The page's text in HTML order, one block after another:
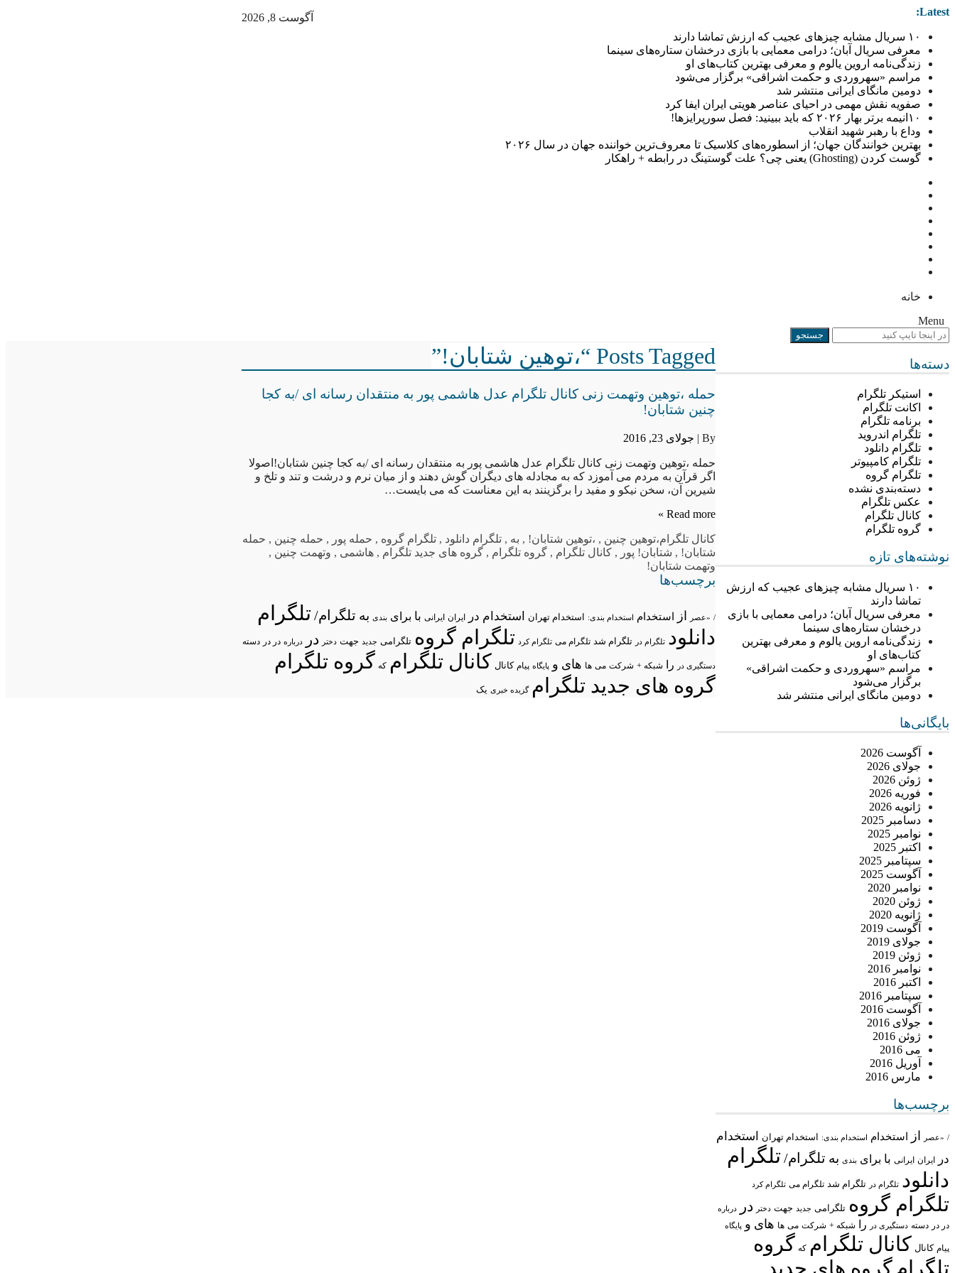
آگوست 8, 2026 Latest:
۱۰ سریال مشابه چیزهای عجیب که ارزش تماشا دارند
معرفی سریال آبان؛ درامی معمایی با بازی درخشان ستاره‌های سینما
زندگی‌نامه اروین یالوم و معرفی بهترین کتاب‌های او
مراسم «سهروردی و حکمت اشراقی» برگزار می‌شود
دومین مانگای ایرانی منتشر شد
صفویه نقش مهمی در احیای عناصر هویتی ایران ایفا کرد
۱۰انیمه برتر بهار ۲۰۲۶ که باید ببینید: فصل سورپرایزها!
وداع با رهبر شهید انقلاب
بهترین خوانندگان جهان؛ از اسطوره‌های کلاسیک تا معروف‌ترین خواننده جهان در سال ۲۰۲۶
گوست کردن (Ghosting) یعنی چی؟ علت گوستینگ در رابطه + راهکار
خانه
Menu
دسته‌ها
استیکر تلگرام
اکانت تلگرام
برنامه تلگرام
تلگرام اندروید
تلگرام دانلود
تلگرام کامپیوتر
تلگرام گروه
دسته‌بندی نشده
عکس تلگرام
کانال تلگرام
گروه تلگرام
نوشته‌های تازه
۱۰ سریال مشابه چیزهای عجیب که ارزش
تماشا دارند
معرفی سریال آبان؛ درامی معمایی با بازی
درخشان ستاره‌های سینما
زندگی‌نامه اروین یالوم و معرفی بهترین
کتاب‌های او
مراسم «سهروردی و حکمت اشراقی»
برگزار می‌شود
دومین مانگای ایرانی منتشر شد
بایگانی‌ها
آگوست 2026
جولای 2026
ژوئن 2026
فوریه 2026
ژانویه 2026
دسامبر 2025
نوامبر 2025
اکتبر 2025
سپتامبر 2025
آگوست 2025
نوامبر 2020
ژوئن 2020
ژانویه 2020
آگوست 2019
جولای 2019
ژوئن 2019
نوامبر 2016
اکتبر 2016
سپتامبر 2016
آگوست 2016
جولای 2016
ژوئن 2016
می 2016
آوریل 2016
مارس 2016
برچسب‌ها
/ «عصر از استخدام استخدام بندی: استخدام تهران
استخدام
در
ایران ایرانی با برای بندی به تلگرام/ تلگرام
دانلود تلگرام در تلگرام شد تلگرام می تلگرام کرد
تلگرام گروه تلگرامی جدید جهت دختر در درباره
در در دسته دستگیری در را شبکه + شرکت می ها های و پایگاه
پیام کانال کانال تلگرام که گروه
تلگرام گروه های جدید
Posts Tagged “،توهین شتابان!”
حمله ،توهین وتهمت زنی کانال تلگرام عدل هاشمی پور به منتقدان رسانه ای /به کجا
چنین شتابان!
By | جولای 23, 2016
حمله ،توهین وتهمت زنی کانال تلگرام عدل هاشمی پور به منتقدان رسانه ای /به کجا چنین شتابان!اصولا
اگر قرآن به مردم می آموزد که به مجادله های دیگران گوش دهند و از میان نرم و درشت و تند و تلخ و
شیرین آن، سخن نیکو و مفید را برگزینند به این معناست که می بایست…
Read more »
کانال تلگرام،توهین چنین , ،توهین شتابان! , به , تلگرام دانلود , تلگرام گروه , حمله پور , حمله چنین , حمله
شتابان! , شتابان! پور , کانال تلگرام , گروه تلگرام , گروه های جدید تلگرام , هاشمی , وتهمت چنین ,
وتهمت شتابان!
برچسب‌ها
/ «عصر از استخدام استخدام بندی: استخدام تهران استخدام در ایران ایرانی با برای بندی به تلگرام/ تلگرام
دانلود تلگرام در تلگرام شد تلگرام می تلگرام کرد تلگرام گروه تلگرامی جدید جهت دختر در درباره در در دسته
دستگیری در را شبکه + شرکت می ها های و پایگاه پیام کانال کانال تلگرام که گروه تلگرام
گروه های جدید تلگرام گزیده خبری یک